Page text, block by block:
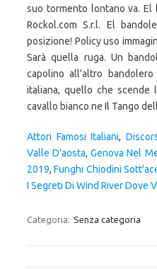
Attori Famosi Italiani,
Valle D'aosta,Genova Nel
2019,Funghi Chiodini
I Segreti Di Wind River Dove
Categoria: Senza categoria